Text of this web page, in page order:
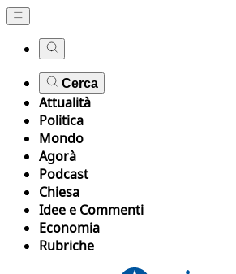
Cerca
Attualità
Politica
Mondo
Agorà
Podcast
Chiesa
Idee e Commenti
Economia
Rubriche